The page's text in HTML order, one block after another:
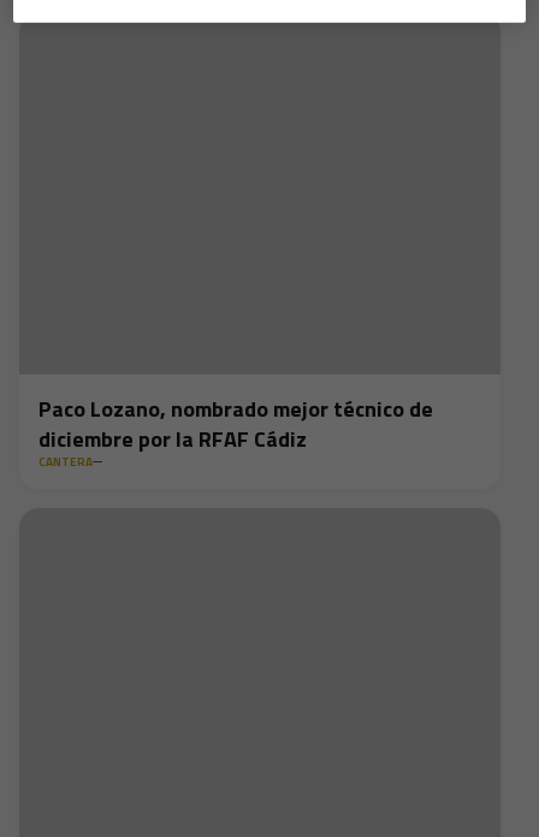
Paco Lozano, nombrado mejor técnico de
diciembre por la RFAF Cádiz
CANTERA